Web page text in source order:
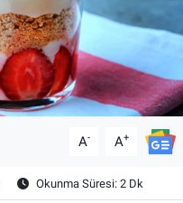
A- A+
Okunma Süresi: 2 Dk